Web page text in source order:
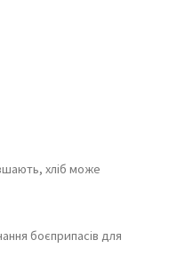
хліб може
боєприпасів для